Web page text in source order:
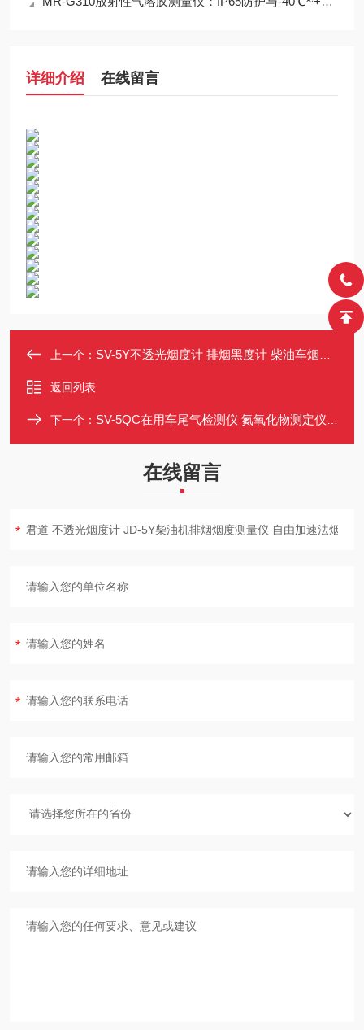
详细介绍 在线留言
上一个： SV-5Y不透光烟度计 排烟黑度计 柴油车烟度仪 不透光度光吸收系数
返回列表
下一个： SV-5QC在用车尾气检测仪 氮氧化物测定仪 不透光烟度计 车用尿素OBD
在线留言